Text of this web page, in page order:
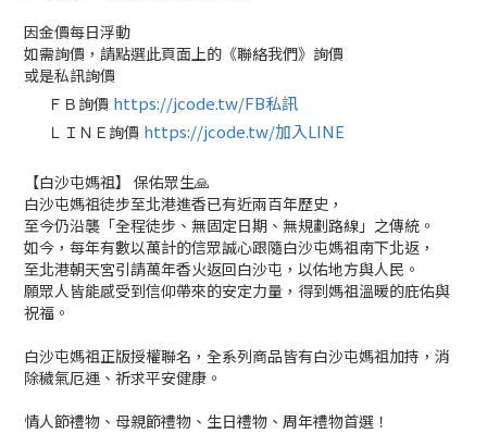
因金價每日浮動
如需詢價，請點選此頁面上的《聯絡我們》詢價
或是私訊詢價
ＦＢ詢價 https://jcode.tw/FB私訊
ＬＩＮＥ詢價 https://jcode.tw/加入LINE
【白沙屯媽祖】 保佑眾生🙏
白沙屯媽祖徒步至北港進香已有近兩百年歷史，
至今仍沿襲「全程徒步、無固定日期、無規劃路線」之傳統。
如今，每年有數以萬計的信眾誠心跟隨白沙屯媽祖南下北返，
至北港朝天宮引請萬年香火返回白沙屯，以佑地方與人民。
願眾人皆能感受到信仰帶來的安定力量，得到媽祖溫暖的庇佑與
祝福。
白沙屯媽祖正版授權聯名，全系列商品皆有白沙屯媽祖加持，消
除穢氣厄運、祈求平安健康。
情人節禮物、母親節禮物、生日禮物、周年禮物首選！